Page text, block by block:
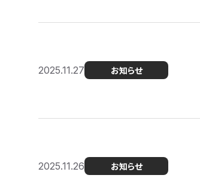
2025.11.27 お知らせ
2025.11.26 お知らせ